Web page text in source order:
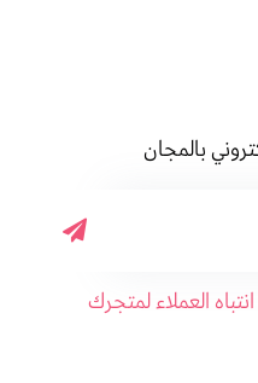
بالمجان
العملاء لمتجرك